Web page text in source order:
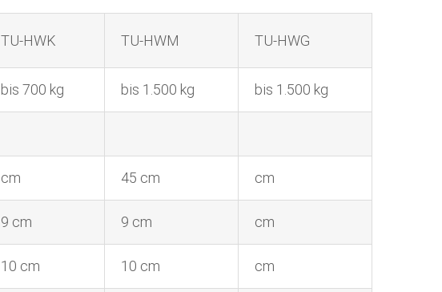
TU-HWK TU-HWM TU-HWG
bis 700 kg bis 1.500 kg bis 1.500 kg
cm 45 cm cm
9 cm 9 cm cm
10 cm 10 cm cm